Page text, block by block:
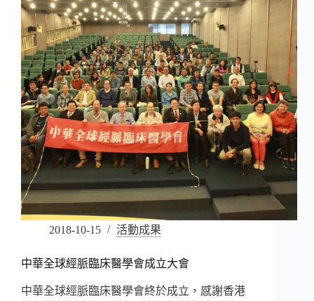
2018-10-15 活動成果
中華全球經脈臨床醫學會成立大會
中華全球經脈臨床醫學會終於成立，感謝香港